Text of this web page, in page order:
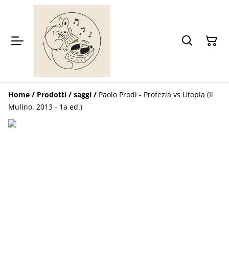
Home / Prodotti / saggi / Paolo Prodi - Profezia vs Utopia (Il
Mulino, 2013 - 1a ed.)